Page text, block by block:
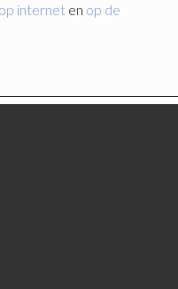
internet en op de